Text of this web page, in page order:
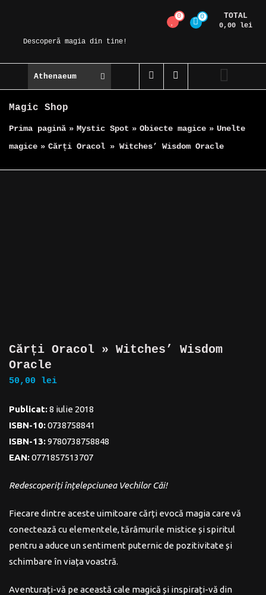
contentDescoperă magia din tine!
0 0 TOTAL
0,00 lei
Athenaeum
Magic Shop
Prima pagină » Mystic Spot » Obiecte magice » Unelte
magice » Cărți Oracol » Witches’ Wisdom Oracle
Cărți Oracol » Witches’ Wisdom
Oracle
50,00 lei
Publicat:8 iulie 2018
ISBN-10:0738758841
ISBN-13:9780738758848
EAN:0771857513707
Redescoperiți înțelepciunea Vechilor Căi!
Fiecare dintre aceste uimitoare cărți evocă magia care vă
conectează cu elementele, tărâmurile mistice și spiritul
pentru a aduce un sentiment puternic de pozitivitate și
schimbare în viața voastră.
Aventurați-vă pe această cale magică și inspirați-vă din